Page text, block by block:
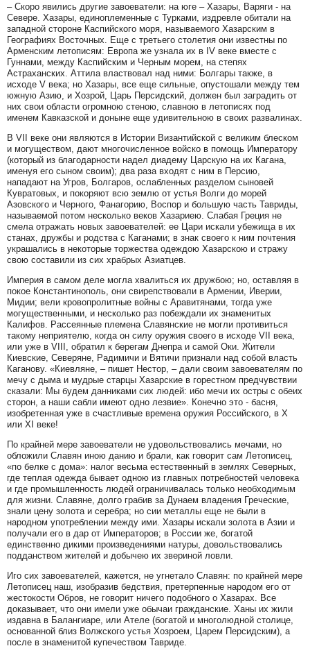
– Скоро явились другие завоеватели: на юге – Хазары, Варяги - на
Севере. Хазары, единоплеменные с Турками, издревле обитали на
западной стороне Каспийского моря, называемого Хазарским в
Географиях Восточных. Еще с третьего столетия они известны по
Арменским летописям: Европа же узнала их в IV веке вместе с
Гуннами, между Каспийским и Черным морем, на степях
Астраханских. Аттила властвовал над ними: Болгары также, в
исходе V века; но Хазары, все еще сильные, опустошали между тем
южную Азию, и Хозрой, Царь Персидский, должен был заградить от
них свои области огромною стеною, славною в летописях под
именем Кавказской и доныне еще удивительною в своих развалинах.
В VII веке они являются в Истории Византийской с великим блеском
и могуществом, дают многочисленное войско в помощь Императору
(который из благодарности надел диадему Царскую на их Кагана,
именуя его сыном своим); два раза входят с ним в Персию,
нападают на Угров, Болгаров, ослабленных разделом сыновей
Кувратовых, и покоряют всю землю от устья Волги до морей
Азовского и Черного, Фанагорию, Воспор и большую часть Тавриды,
называемой потом несколько веков Хазариею. Слабая Греция не
смела отражать новых завоевателей: ее Цари искали убежища в их
станах, дружбы и родства с Каганами; в знак своего к ним почтения
украшались в некоторые торжества одеждою Хазарскою и стражу
свою составили из сих храбрых Азиатцев.
Империя в самом деле могла хвалиться их дружбою; но, оставляя в
покое Константинополь, они свирепствовали в Армении, Иверии,
Мидии; вели кровопролитные войны с Аравитянами, тогда уже
могущественными, и несколько раз побеждали их знаменитых
Калифов. Рассеянные племена Славянские не могли противиться
такому неприятелю, когда он силу оружия своего в исходе VII века,
или уже в VIII, обратил к берегам Днепра и самой Оки. Жители
Киевские, Северяне, Радимичи и Вятичи признали над собой власть
Каганову. «Киевляне, – пишет Нестор, – дали своим завоевателям по
мечу с дыма и мудрые старцы Хазарские в горестном предчувствии
сказали: Мы будем данниками сих людей: ибо мечи их остры с обеих
сторон, а наши сабли имеют одно лезвие». Конечно это - басня,
изобретенная уже в счастливые времена оружия Российского, в Х
или XI веке!
По крайней мере завоеватели не удовольствовались мечами, но
обложили Славян иною данию и брали, как говорит сам Летописец,
«по белке с дома»: налог весьма естественный в землях Северных,
где теплая одежда бывает одною из главных потребностей человека
и где промышленность людей ограничивалась только необходимым
для жизни. Славяне, долго грабив за Дунаем владения Греческие,
знали цену золота и серебра; но сии металлы еще не были в
народном употреблении между ими. Хазары искали золота в Азии и
получали его в дар от Императоров; в России же, богатой
единственно дикими произведениями натуры, довольствовались
подданством жителей и добычею их звериной ловли.
Иго сих завоевателей, кажется, не угнетало Славян: по крайней мере
Летописец наш, изобразив бедствия, претерпенные народом его от
жестокости Обров, не говорит ничего подобного о Хазарах. Все
доказывает, что они имели уже обычаи гражданские. Ханы их жили
издавна в Балангиаре, или Ателе (богатой и многолюдной столице,
основанной близ Волжского устья Хозроем, Царем Персидским), а
после в знаменитой купечеством Тавриде.